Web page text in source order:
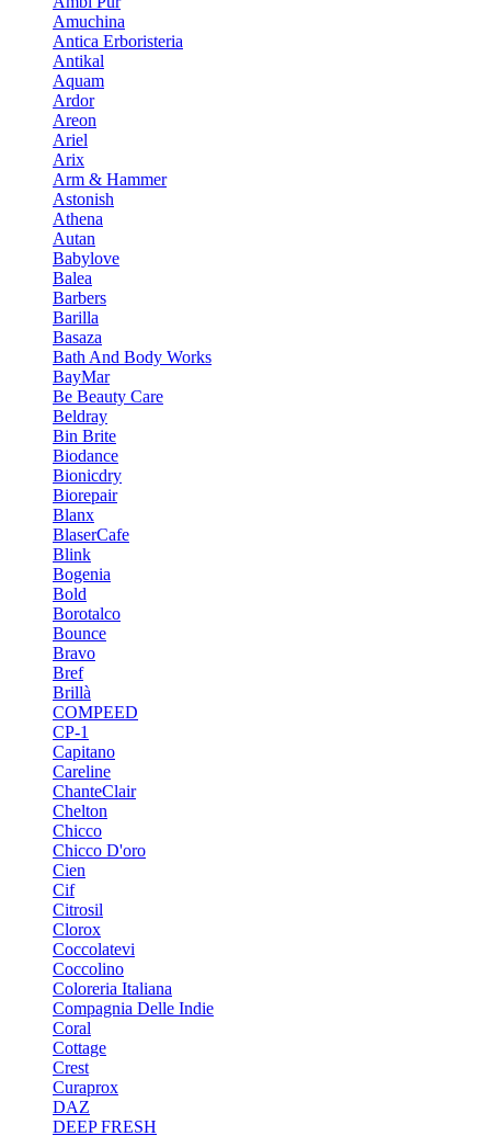
Amuchina
Antica Erboristeria
Antikal
Aquam
Ardor
Areon
Ariel
Arix
Arm & Hammer
Astonish
Athena
Autan
Babylove
Balea
Barbers
Barilla
Basaza
Bath And Body Works
BayMar
Be Beauty Care
Beldray
Bin Brite
Biodance
Bionicdry
Biorepair
Blanx
BlaserCafe
Blink
Bogenia
Bold
Borotalco
Bounce
Bravo
Bref
Brillà
COMPEED
CP-1
Capitano
Careline
ChanteСlair
Chelton
Chicco
Chicco D'oro
Cien
Cif
Citrosil
Clorox
Coccolatevi
Coccolino
Coloreria Italiana
Compagnia Delle Indie
Coral
Cottage
Crest
Curaprox
DAZ
DEEP FRESH